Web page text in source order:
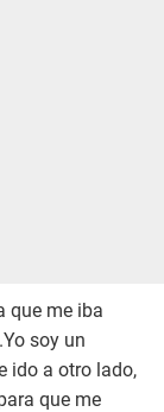
que me iba
soy un
ido a otro lado,
que me